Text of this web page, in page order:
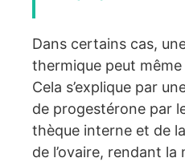
Dans certains cas,
thermique peut même
Cela s’explique par
de progestérone par
thèque interne et de
de l’ovaire, rendant la